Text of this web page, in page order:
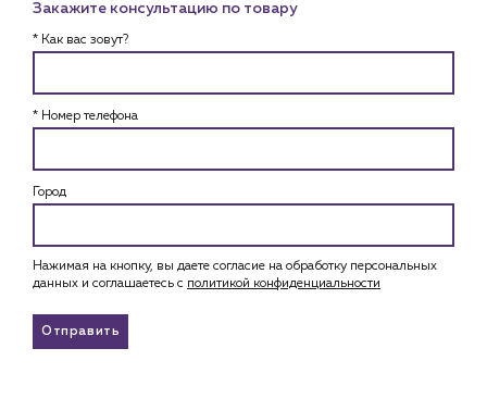
Закажите консультацию по товару
* Как вас зовут?
* Номер телефона
Город
Нажимая на кнопку, вы даете согласие на обработку персональных
данных и соглашаетесь c политикой конфиденциальности
Отправить